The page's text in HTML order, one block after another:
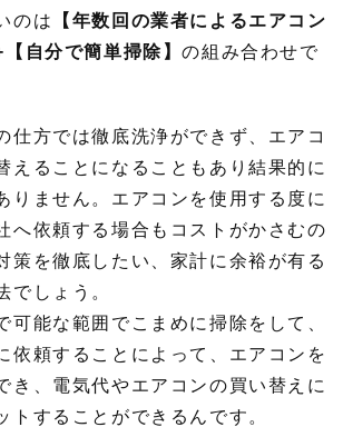
のは
【年数回の業者によるエアコン
自分で簡単掃除】の組み合わせで
仕方では徹底洗浄ができず、エアコ
えることになることもあり結果的に
りません。エアコンを使用する度に
へ依頼する場合もコストがかさむの
策を徹底したい、家計に余裕が有る
でしょう。
可能な範囲でこまめに掃除をして、
依頼することによって、エアコンを
き、電気代やエアコンの買い替えに
トすることができるんです。